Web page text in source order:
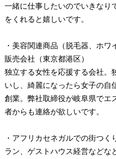
一緒に仕事したいのでいきなり
をくれると嬉しいです。
・美容関連商品（脱毛器、ホ
販売会社（東京都港区）
独立する女性を応援する会社。
いし、綺麗になったら女子の自
創業。弊社取締役が岐阜県でエ
者からも連絡が欲しいです。
・アフリカセネガルでの街つ
ラン、ゲストハウス経営などな